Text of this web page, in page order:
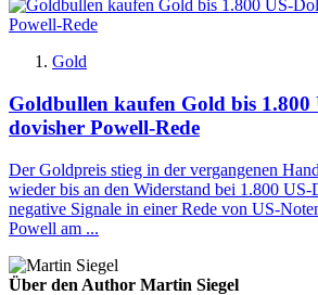
Gold
Goldbullen kaufen Gold bis 1.800
dovisher Powell-Rede
Der Goldpreis stieg in der vergangenen
wieder bis an den Widerstand bei 1.800 US-
negative Signale in einer Rede von US-
Powell am ...
Über den Author Martin Siegel